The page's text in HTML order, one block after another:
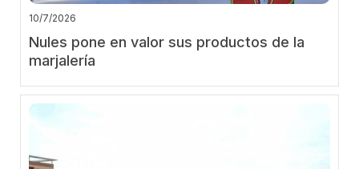
10/7/2026
Nules pone en valor sus productos de la
marjalería